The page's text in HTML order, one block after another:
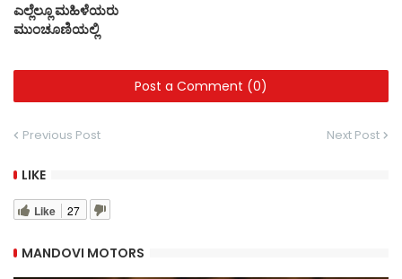
ಎಲ್ಲೆಲ್ಲೂ ಮಹಿಳೆಯರು
ಮುಂಚೂಣಿಯಲ್ಲಿ
Post a Comment (0)
Previous Post Next Post
LIKE
Like 27
MANDOVI MOTORS